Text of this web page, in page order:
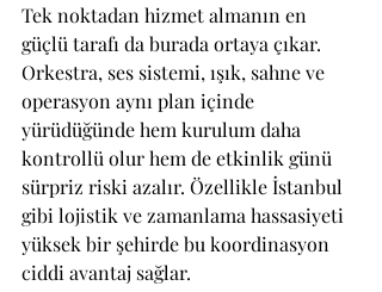
Tek noktadan hizmet almanın en
güçlü tarafı da burada ortaya çıkar.
Orkestra, ses sistemi, ışık, sahne ve
operasyon aynı plan içinde
yürüdüğünde hem kurulum daha
kontrollü olur hem de etkinlik günü
sürpriz riski azalır. Özellikle İstanbul
gibi lojistik ve zamanlama hassasiyeti
yüksek bir şehirde bu koordinasyon
ciddi avantaj sağlar.